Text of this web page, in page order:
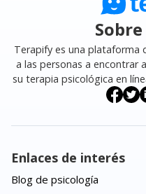
Terapify es una plataforma
a las personas a encontrar
su terapia psicológica en
Enlaces de interés
Blog de psicología